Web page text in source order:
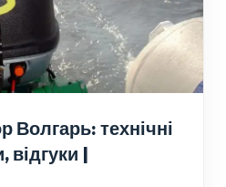
Волгарь: технічні
відгуки |